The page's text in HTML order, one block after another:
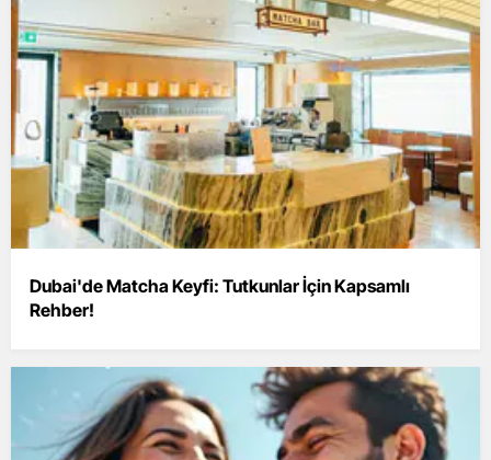
Dubai'de Matcha Keyfi: Tutkunlar İçin Kapsamlı
Rehber!